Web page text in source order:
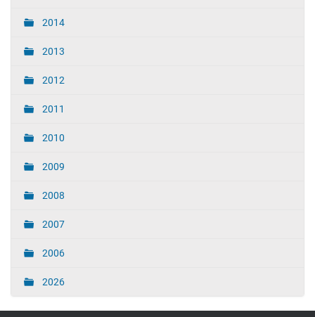
2014
2013
2012
2011
2010
2009
2008
2007
2006
2026